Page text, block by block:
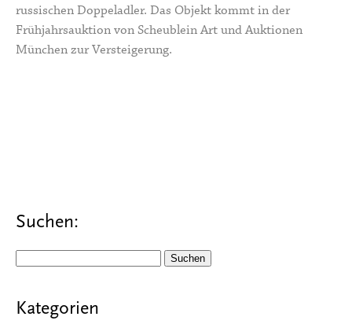
russischen Doppeladler. Das Objekt kommt in der
Frühjahrsauktion von Scheublein Art und Auktionen
München zur Versteigerung.
Suchen:
Kategorien